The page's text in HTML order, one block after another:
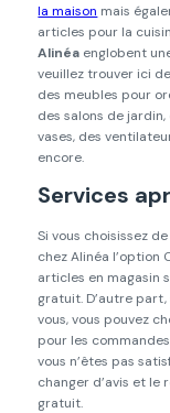
la maison mais
articles pour la
Alinéa englobent
veuillez trouver ici
des meubles pour
des salons de
vases, des
encore.
Services
Si vous choisissez
chez Alinéa l’option
articles en magasin
gratuit. D’autre
vous, vous pouvez
pour les
vous n’êtes pas
changer d’avis et le
gratuit.